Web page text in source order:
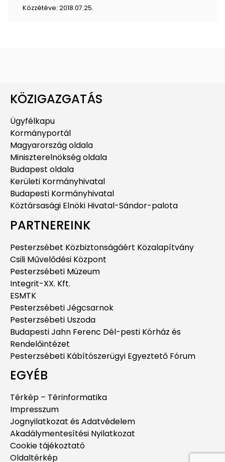
Közzétéve: 2018.07.25.
KÖZIGAZGATÁS
Ügyfélkapu
Kormányportál
Magyarország oldala
Miniszterelnökség oldala
Budapest oldala
Kerületi Kormányhivatal
Budapesti Kormányhivatal
Köztársasági Elnöki Hivatal-Sándor-palota
PARTNEREINK
Pesterzsébet Közbiztonságáért Közalapítvány
Csili Művelődési Központ
Pesterzsébeti Múzeum
Integrit-XX. Kft.
ESMTK
Pesterzsébeti Jégcsarnok
Pesterzsébeti Uszoda
Budapesti Jahn Ferenc Dél-pesti Kórház és
Rendelőintézet
Pesterzsébeti Kábítószerügyi Egyeztető Fórum
EGYÉB
Térkép – Térinformatika
Impresszum
Jognyilatkozat és Adatvédelem
Akadálymentesítési Nyilatkozat
Cookie tájékoztató
Oldaltérkép